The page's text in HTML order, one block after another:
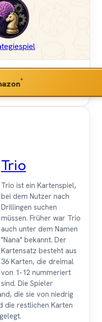
*
Trio
Trio ist ein Kartenspiel,
bei dem Nutzer nach
Drillingen suchen
müssen. Früher war Trio
auch unter dem Namen
"Nana" bekannt. Der
Kartensatz besteht aus
36 Karten, die dreimal
von 1-12 nummeriert
sind. Die Spieler
die sie von niedrig
die restlichen Karten